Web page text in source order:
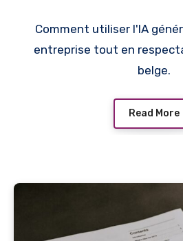
Comment utiliser l'IA
entreprise tout en
belge.
Read More